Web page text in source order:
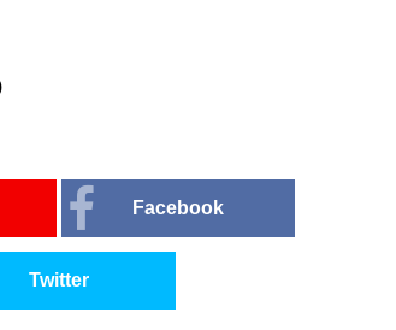
Facebook
Twitter